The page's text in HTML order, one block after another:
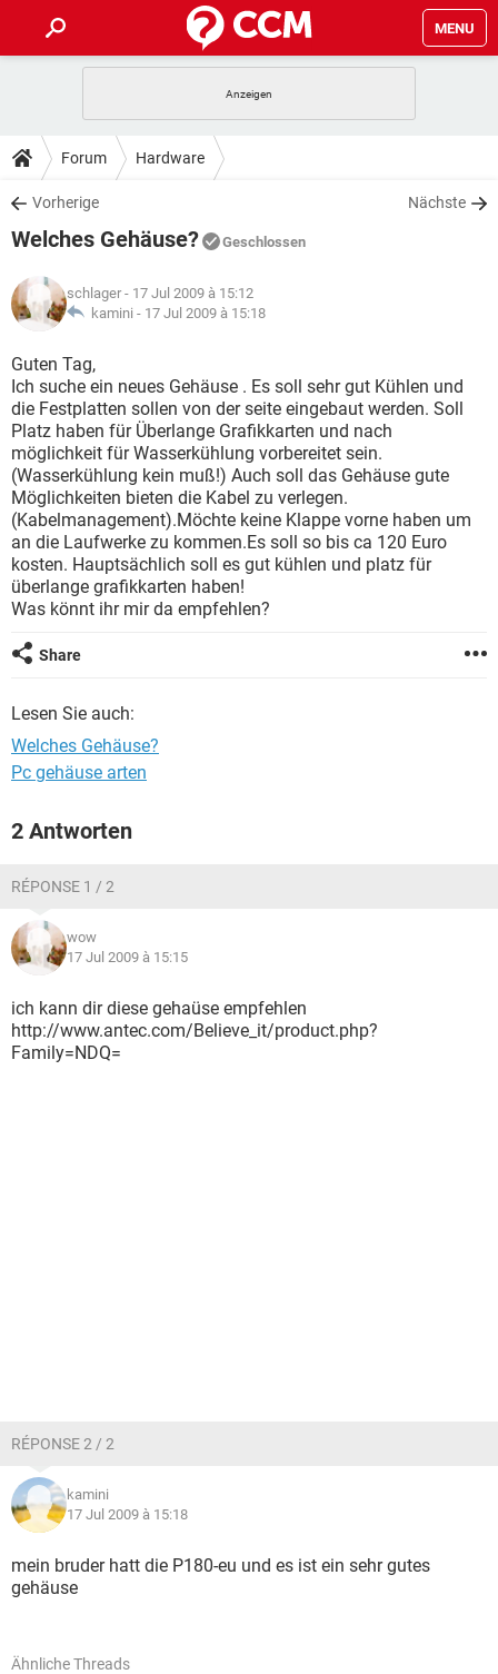
MENU
ANDROID
WINDOWS 10
WHATSAPP TIKTOK
FACEBOOK
TIPPS & TRICKS
SPIELE
WHATSAPP
DOWNLOADS
SPIELE STREAMING
ANDROID
WINDOWS 10
WHATSAPP
FACEBOOK HARDWARE
SPIELE
WINDOWS 10
WHATSAPP TIKTOK
FACEBOOK HARDWARE
LEXIKON
SPIELE
ANDROID IOS
WINDOWS 10 INSTAGRAM
WHATSAPP TIKTOK
FACEBOOK HARDWARE
Forum Hardware
Vorherige Nächste
Welches Gehäuse? Geschlossen
schlager - 17 Jul 2009 à 15:12
kamini - 17 Jul 2009 à 15:18
Guten Tag,
Ich suche ein neues Gehäuse . Es soll sehr gut Kühlen und
die Festplatten sollen von der seite eingebaut werden. Soll
Platz haben für Überlange Grafikkarten und nach
möglichkeit für Wasserkühlung vorbereitet sein.
(Wasserkühlung kein muß!) Auch soll das Gehäuse gute
Möglichkeiten bieten die Kabel zu verlegen.
(Kabelmanagement).Möchte keine Klappe vorne haben um
an die Laufwerke zu kommen.Es soll so bis ca 120 Euro
kosten. Hauptsächlich soll es gut kühlen und platz für
überlange grafikkarten haben!
Was könnt ihr mir da empfehlen?
Share
Lesen Sie auch:
Welches Gehäuse?
Pc gehäuse arten
2 Antworten
RÉPONSE 1 / 2
wow
17 Jul 2009 à 15:15
ich kann dir diese gehaüse empfehlen
http://www.antec.com/Believe_it/product.php?
Family=NDQ=
RÉPONSE 2 / 2
kamini
17 Jul 2009 à 15:18
mein bruder hatt die P180-eu und es ist ein sehr gutes
gehäuse
Ähnliche Threads